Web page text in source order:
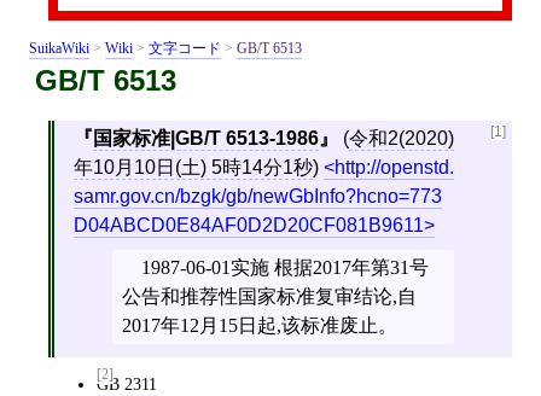
SuikaWiki > Wiki > 文字コード > GB/T 6513
GB/T 6513
[1]
国家标准|GB/T 6513-1986 (令和2(2020)
年10月10日(土) 5時14分1秒)
http://openstd.
samr.gov.cn/bzgk/gb/newGbInfo?hcno=773
D04ABCD0E84AF0D2D20CF081B9611
1987-06-01实施 根据2017年第31号
公告和推荐性国家标准复审结论,自
2017年12月15日起,该标准废止。
[2]
GB 2311